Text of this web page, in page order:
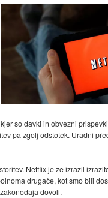
so davki in obvezni
pa zgolj odstotek. Uradni
Netflix je že izrazil
drugače, kot smo bili
dovoli.